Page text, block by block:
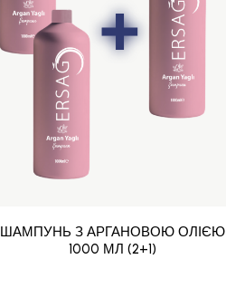
ШАМПУНЬ З АРГАНОВОЮ ОЛІЄЮ
1000 МЛ (2+1)